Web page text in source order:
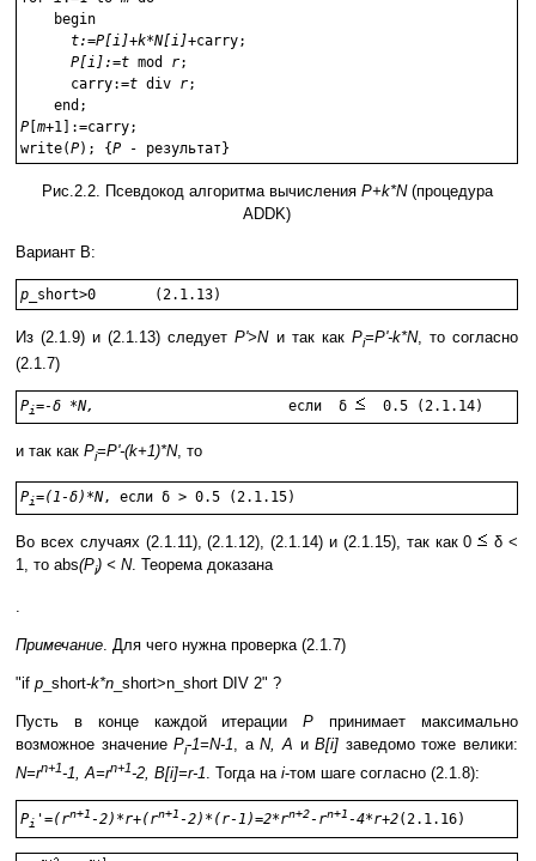
    begin
t:=P[i]+k*N[i]+carry;
P[i]:=t mod r;
      carry:=
t div r;
P m+1]:=carry;
write(P); {P
Рис.2.2. Псевдокод алгоритма вычисления P+k*N(процедура
ADDK)
Вариант B:
p
Из (2.1.9) и (2.1.13) следуетP'>N и так как Pi=P'-k*N, то согласно
(2.1.7)
Pi=-δ *N, если  δ
и так как Pi=P'-(k+1)*N, то
Pi=(1-δ)*N
Во всех случаях (2.1.11), (2.1.12), (2.1.14) и (2.1.15), так как 0
δ <
1, то abs(Pi) < N. Теорема доказана
Примечание . Для чего нужна проверка (2.1.7)
"if p _short-k*n _short>n_short DIV 2" ?
Пусть в конце каждой итерацииP принимает максимально
возможное значениеPi-1=N-1 , аN, A иB[i] заведомо тоже велики:
N=rn+1-1, A=rn+1-2, B[i]=r-1. Тогда на i-том шаге согласно (2.1.8):
Pi '=(rn+1-2)*r+(rn+1-2)*(r-1)=2*rn+2-rn+1-4*r+2